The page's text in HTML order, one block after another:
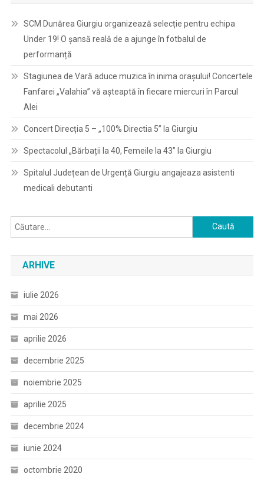
SCM Dunărea Giurgiu organizează selecție pentru echipa
Under 19! O șansă reală de a ajunge în fotbalul de
performanță
Stagiunea de Vară aduce muzica în inima orașului! Concertele
Fanfarei „Valahia” vă așteaptă în fiecare miercuri în Parcul
Alei
Concert Direcția 5 – „100% Directia 5” la Giurgiu
Spectacolul „Bărbații la 40, Femeile la 43” la Giurgiu
Spitalul Județean de Urgență Giurgiu angajeaza asistenti
medicali debutanti
Caută
după:
ARHIVE
iulie 2026
mai 2026
aprilie 2026
decembrie 2025
noiembrie 2025
aprilie 2025
decembrie 2024
iunie 2024
octombrie 2020